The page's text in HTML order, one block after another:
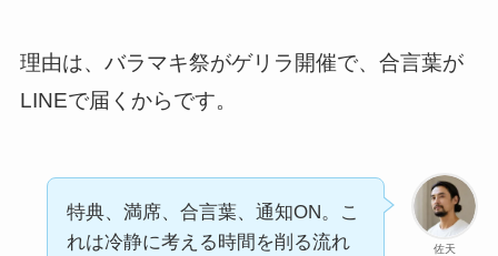
理由は、バラマキ祭がゲリラ開催で、合言葉が
LINEで届くからです。
佐天
特典、満席、合言葉、通知ON。こ
れは冷静に考える時間を削る流れ